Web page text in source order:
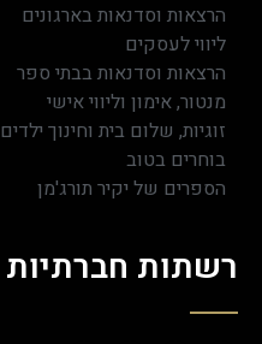
הרצאות וסדנאות בארגונים
ליווי לעסקים
הרצאות וסדנאות בבתי ספר
מנטור, אימון וליווי אישי
זוגיות, שלום בית וחינוך ילדים
בוחרים בטוב
הספרים של יקיר תורג'מן
רשתות חברתיות